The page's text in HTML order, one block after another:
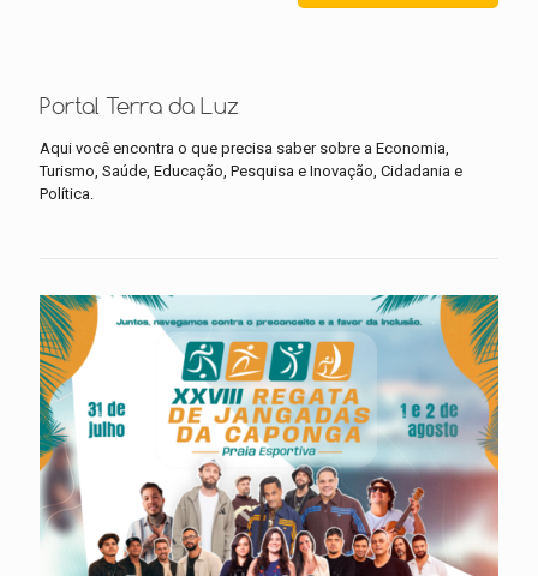
Portal Terra da Luz
Aqui você encontra o que precisa saber sobre a Economia,
Turismo, Saúde, Educação, Pesquisa e Inovação, Cidadania e
Política.